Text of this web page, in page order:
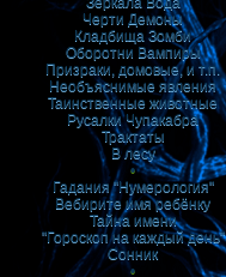
Черти Демоны
Кладбища Зомби
Оборотни Вампиры
Призраки, домовые, и т.п.
Необъяснимые явления
Таинственные животные
Русалки Чупакабра
Трактаты
В лесу
•
Гадания "Нумерология"
Вебирите имя ребёнку
Тайна имени
"Гороскоп на каждый день"
Сонник
•